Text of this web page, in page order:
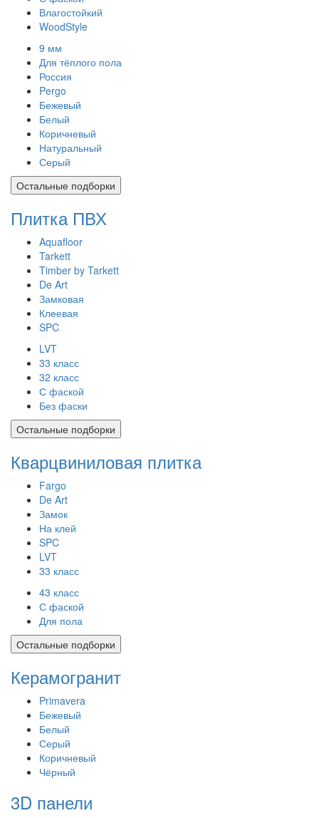
Влагостойкий
WoodStyle
9 мм
Для тёплого пола
Россия
Pergo
Бежевый
Белый
Коричневый
Натуральный
Серый
Остальные подборки
Плитка ПВХ
Aquafloor
Tarkett
Timber by Tarkett
De Art
Замковая
Клеевая
SPC
LVT
33 класс
32 класс
С фаской
Без фаски
Остальные подборки
Кварцвиниловая плитка
Fargo
De Art
Замок
На клей
SPC
LVT
33 класс
43 класс
С фаской
Для пола
Остальные подборки
Керамогранит
Primavera
Бежевый
Белый
Серый
Коричневый
Чёрный
3D панели